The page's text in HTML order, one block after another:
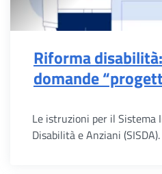
Riforma
domande
Le istruzioni per il Sistema
Disabilità e Anziani (SISDA).